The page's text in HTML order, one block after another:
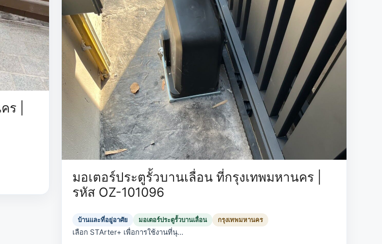
|
มอเตอร์ประตูรั้วบานเลื่อน ที่กรุงเทพมหานคร |
รหัส OZ-101096
บ้านและที่อยู่อาศัย มอเตอร์ประตูรั้วบานเลื่อน กรุงเทพมหานคร
เลือก STArter+ เพื่อการใช้งานที่นุ…